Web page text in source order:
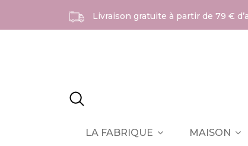
Livraison gratuite à partir de 79 €
LA FABRIQUE MAISON